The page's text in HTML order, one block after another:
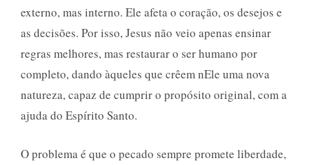
externo, mas interno. Ele afeta o coração, os desejos e
as decisões. Por isso, Jesus não veio apenas ensinar
regras melhores, mas restaurar o ser humano por
completo, dando àqueles que crêem nEle uma nova
natureza, capaz de cumprir o propósito original, com a
ajuda do Espírito Santo.
O problema é que o pecado sempre promete liberdade,